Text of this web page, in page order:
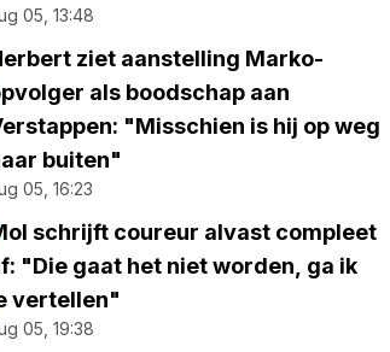
05, 13:48
ziet aanstelling Marko-
als boodschap aan
"Misschien is hij op weg
buiten"
05, 16:23
schrijft coureur alvast compleet
"Die gaat het niet worden, ga ik
vertellen"
05, 19:38